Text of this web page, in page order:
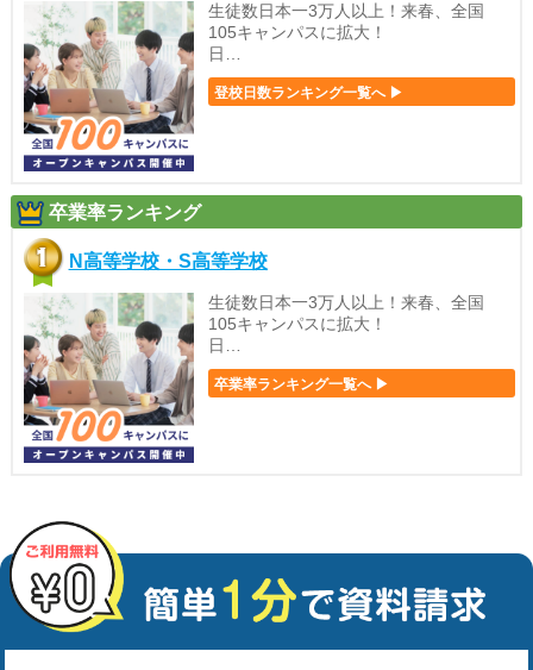
生徒数日本一3万人以上！来春、全国
105キャンパスに拡大！
日…
登校日数ランキング一覧へ ▶
卒業率ランキング
N高等学校・S高等学校
生徒数日本一3万人以上！来春、全国
105キャンパスに拡大！
日…
卒業率ランキング一覧へ ▶